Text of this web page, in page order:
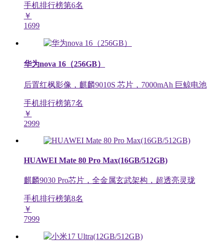
手机排行榜第6名
￥
1699
华为nova 16（256GB）
后置红枫影像，麒麟9010S 芯片，7000mAh 巨鲸电池
手机排行榜第7名
￥
2999
HUAWEI Mate 80 Pro Max(16GB/512GB)
麒麟9030 Pro芯片，全金属玄武架构，超透亮灵珑
手机排行榜第8名
￥
7999